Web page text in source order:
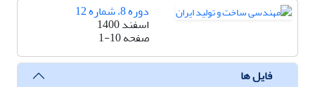
دوره 8، شماره 12
اسفند 1400
صفحه1-10
فایل ها